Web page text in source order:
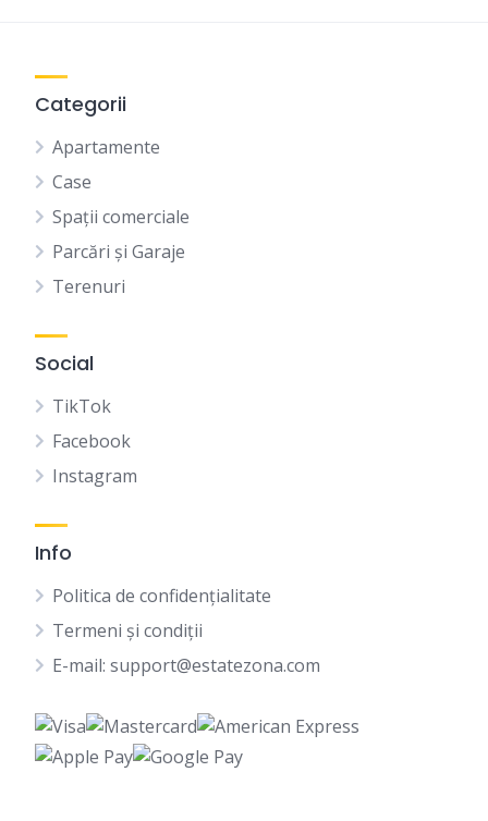
Categorii
Apartamente
Case
Spații comerciale
Parcări și Garaje
Terenuri
Social
TikTok
Facebook
Instagram
Info
Politica de confidențialitate
Termeni și condiții
E-mail: support@estatezona.com